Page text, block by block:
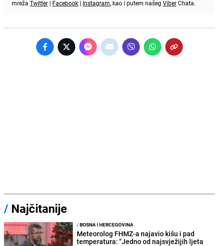
mreža Twitter | Facebook | Instagram, kao i putem našeg ViberChata.
/ Najčitanije
/BOSNA I HERCEGOVINA
Meteorolog FHMZ-a najavio kišu i pad
temperatura: "Jedno od najsvježijih ljeta